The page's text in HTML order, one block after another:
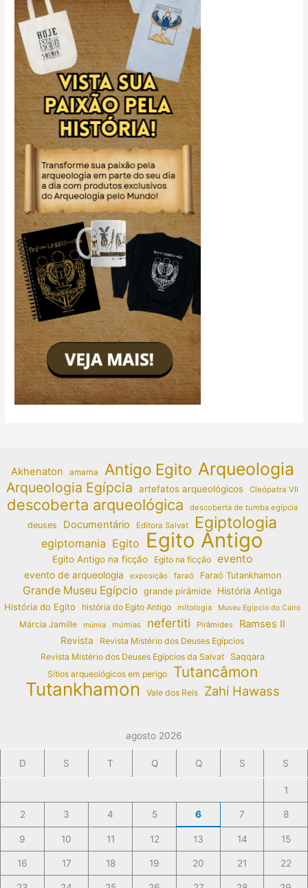
Akhenaton amarna Antigo Egito Arqueologia
Arqueologia Egípcia artefatos arqueológicos Cleópatra VII
descoberta arqueológica descoberta de tumba egípcia
deuses Documentário Editora Salvat Egiptologia
egiptomania Egito Egito Antigo
Egito Antigo na ficção Egito na ficção evento
evento de arqueologia exposição faraó Faraó Tutankhamon
Grande Museu Egípcio grande pirâmide
História Antiga
História do Egito
história do Egito Antigo mitologia Museu Egípcio do Cairo
Márcia Jamille múmia múmias nefertiti Pirâmides Ramses II
Revista
Revista Mistério dos Deuses Egípcios
Revista Mistério dos Deuses Egípcios da Salvat
Saqqara
Sítios arqueológicos em perigo
Tutancâmon
Tutankhamon Vale dos Reis Zahi Hawass
agosto 2026
D S T Q Q S S
1
2 3 4 5 6 7 8
9 10 11 12 13 14 15
16 17 18 19 20 21 22